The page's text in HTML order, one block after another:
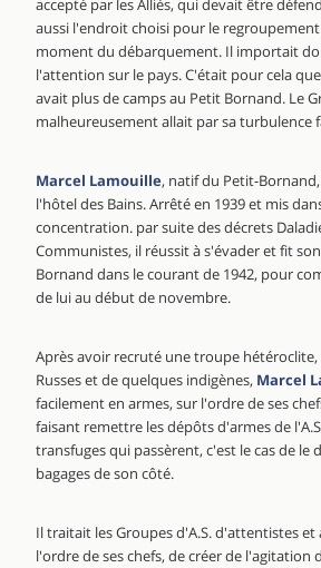
accepté par les Alliés, qui devait être
aussi l'endroit choisi pour le
moment du débarquement. Il importait
l'attention sur le pays. C'était pour cela
avait plus de camps au Petit Bornand. Le
malheureusement allait par sa turbulence
Marcel Lamouille, natif du Petit-
l'hôtel des Bains. Arrêté en 1939 et mis
concentration. par suite des décrets
Communistes, il réussit à s'évader et fit
Bornand dans le courant de 1942, pour
de lui au début de novembre.
Après avoir recruté une troupe
Russes et de quelques indigènes, Marcel
facilement en armes, sur l'ordre de ses
faisant remettre les dépôts d'armes de
transfuges qui passèrent, c'est le cas de le
bagages de son côté.
Il traitait les Groupes d'A.S. d'attentistes et
l'ordre de ses chefs, de créer de l'agitation